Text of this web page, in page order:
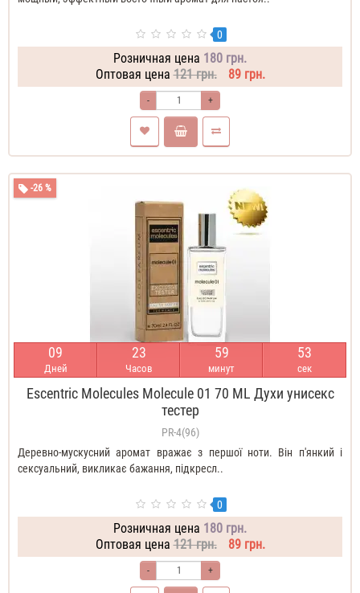
0
Розничная цена 180 грн.
Оптовая цена 121 грн. 89 грн.
- +
-26 %
09
Дней
23
Часов
59
минут
52
сек
Escentric Molecules Molecule 01 70 ML Духи унисекс
тестер
PR-4(96)
Деревно-мускусний аромат вражає з першої ноти. Він п'янкий і
сексуальний, викликає бажання, підкресл..
0
Розничная цена 180 грн.
Оптовая цена 121 грн. 89 грн.
- +